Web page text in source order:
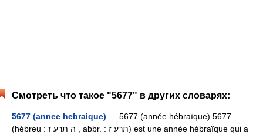
Смотреть что такое "5677" в других словарях:
5677 (annee hebraique) — 5677 (année hébraïque) 5677
(hébreu : ה תרע ז , abbr. : תרע ז) est une année hébraïque qui a